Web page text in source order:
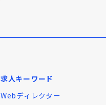
求人キーワード
Webディレクター